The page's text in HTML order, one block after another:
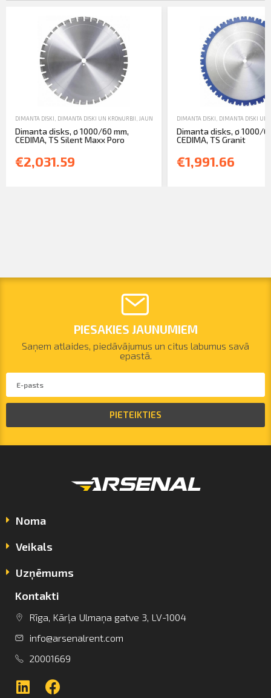
Lietuva
DIMANTA DISKI DIMANTA DISKI UN KROŅURBJI JAUNA TEHNIKA
Dimanta disks, ø 1000/60 mm,
CEDIMA, TS Silent Maxx Poro
€2,031.59
DIMANTA DISKI DIMANTA DISKI UN
Dimanta disks, ø 1000/
CEDIMA, TS Granit
€1,991.66
PIESAKIES JAUNUMIEM
Saņem atlaides, piedāvājumus un citus labumus savā
epastā.
PIETEIKTIES
Noma
Veikals
Uzņēmums
Kontakti
Rīga, Kārļa Ulmaņa gatve 3, LV-1004
info@arsenalrent.com
20001669